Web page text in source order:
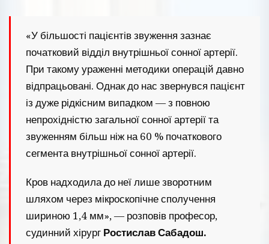
«У більшості пацієнтів звуження зазнає
початковий відділ внутрішньої сонної артерії.
При такому ураженні методики операцій давно
відпрацьовані. Однак до нас звернувся пацієнт
із дуже рідкісним випадком — з повною
непрохідністю загальної сонної артерії та
звуженням більш ніж на 60 % початкового
сегмента внутрішньої сонної артерії.
Кров надходила до неї лише зворотним
шляхом через мікроскопічне сполучення
шириною 1,4 мм», — розповів професор,
судинний хірург Ростислав Сабадош.